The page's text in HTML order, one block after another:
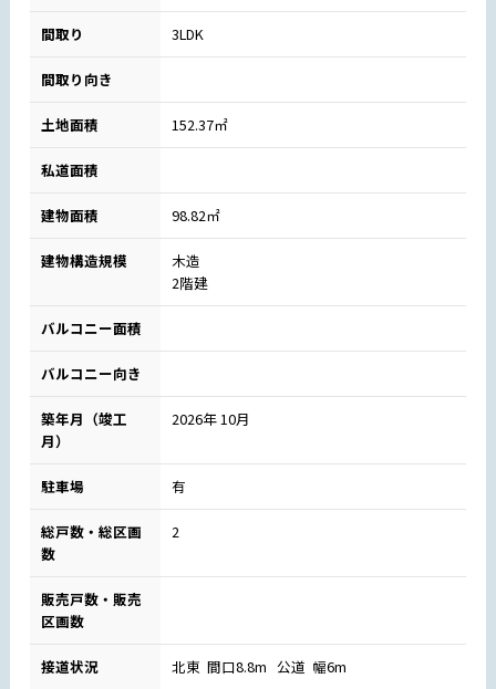
間取り 3LDK
間取り向き
土地面積 152.37㎡
私道面積
建物面積 98.82㎡
建物構造規模
木造
2階建
バルコニー面積
バルコニー向き
築年月（竣工
月）
2026年 10月
駐車場 有
総戸数・総区画
数
2
販売戸数・販売
区画数
接道状況 北東 間口8.8m 公道 幅6m